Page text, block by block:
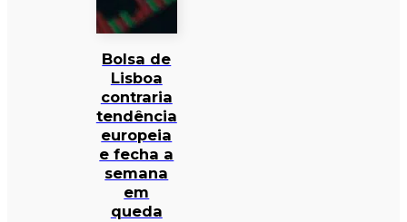
Bolsa de
Lisboa
contraria
tendência
europeia
e fecha a
semana
em
queda